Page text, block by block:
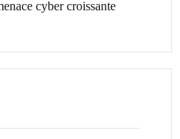
cyber croissante